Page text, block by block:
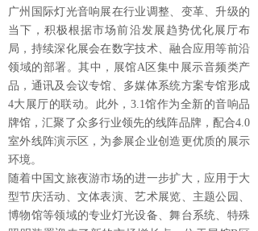
广州国际灯光音响展在行业调整、变革、升级的
当下，积极根据市场前沿发展趋势优化展厅布
局，持续深化展会在数字技术、融合应用等前沿
领域的部署。其中，展馆A区集中展示音频类产
品，通讯及会议专馆、多媒体系统方案专馆形成
4大展厅的联动。此外，3.1馆作为全新的音响品
牌馆，汇聚了众多行业领先的线阵品牌，配合4.0
室外线阵演示区，为参展企业创造更优质的展示
环境。
随着中国文旅夜游市场的进一步扩大，应用于大
型节庆活动、文体表演、艺术展览、主题公园、
博物馆等领域的专业灯光设备、舞台系统、特殊